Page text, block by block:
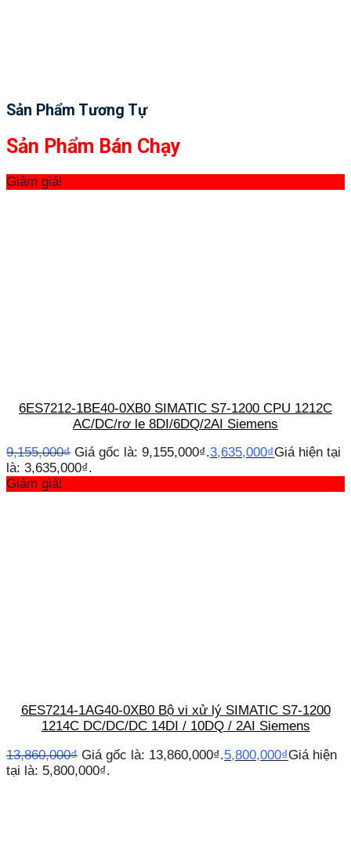
Sản Phẩm Tương Tự
Sản Phẩm Bán Chạy
Giảm giá!
6ES7212-1BE40-0XB0 SIMATIC S7-1200 CPU 1212C
AC/DC/rơ le 8DI/6DQ/2AI Siemens
9,155,000₫ Giá gốc là: 9,155,000₫.3,635,000₫Giá hiện tại
là: 3,635,000₫.
Giảm giá!
6ES7214-1AG40-0XB0 Bộ vi xử lý SIMATIC S7-1200
1214C DC/DC/DC 14DI / 10DQ / 2AI Siemens
13,860,000₫ Giá gốc là: 13,860,000₫.5,800,000₫Giá hiện
tại là: 5,800,000₫.